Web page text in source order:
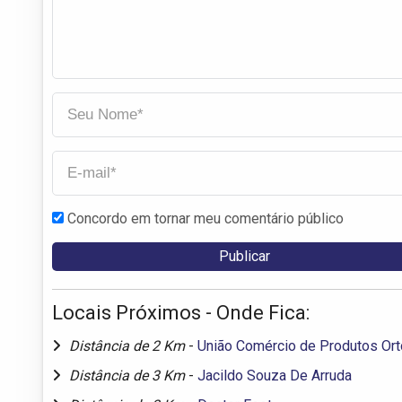
Concordo em tornar meu comentário público
Locais Próximos - Onde Fica:
Distância de 2 Km - União Comércio de Produtos
Distância de 3 Km - Jacildo Souza De Arruda